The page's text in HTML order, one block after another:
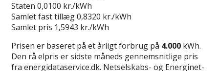
Staten 0,0100 kr./kWh
Samlet fast tillæg0,8320 kr./kWh
Samlet pris 1,5943 kr./kWh
Prisen er baseret på et årligt forbrug på 4.000 kWh.
Den rå elpris er sidste måneds gennemsnitlige pris
fra energidataservice.dk. Netselskabs- og Energinet-